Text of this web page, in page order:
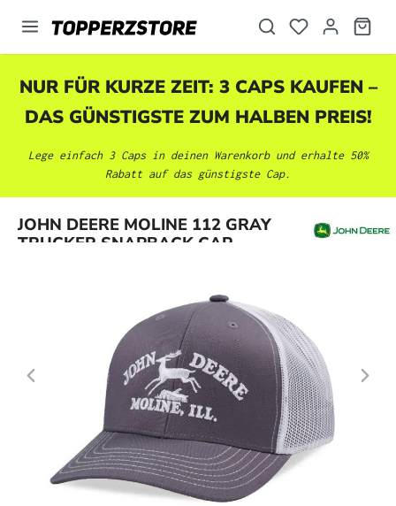
springen
NUR FÜR KURZE ZEIT: 3 CAPS KAUFEN –
DAS GÜNSTIGSTE ZUM HALBEN PREIS!
Lege einfach 3 Caps in deinen Warenkorb und erhalte 50%
Rabatt auf das günstigste Cap.
JOHN DEERE MOLINE 112 GRAY
TRUCKER SNAPBACK CAP
Bildergalerie überspringen